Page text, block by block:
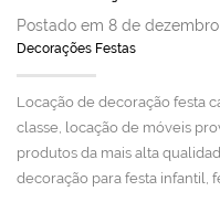
Postado em 8 de dezembro
Decorações Festas
Locação de decoração festa
classe, locação de móveis
produtos da mais alta
decoração para festa infantil,